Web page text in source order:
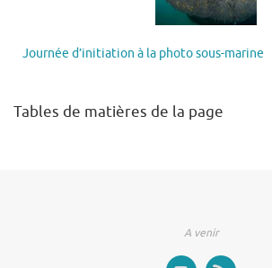
Journée d’initiation à la photo sous-marine
Tables de matières de la page
A venir